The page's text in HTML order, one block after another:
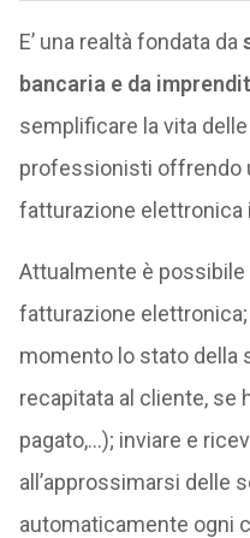
E’ una realtà fondata da
bancaria e da
semplificare la vita
professionisti offrendo
fatturazione elettronica
Attualmente è possibile
fatturazione
momento lo stato della
recapitata al cliente, se
pagato,…); inviare e
all’approssimarsi delle
automaticamente ogni